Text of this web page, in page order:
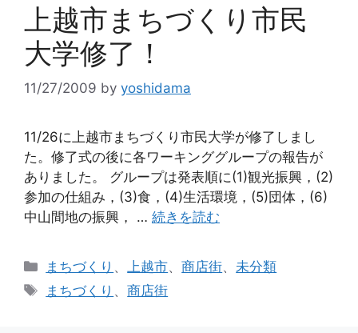
上越市まちづくり市民
大学修了！
11/27/2009 by yoshidama
11/26に上越市まちづくり市民大学が修了しまし
た。修了式の後に各ワーキンググループの報告が
ありました。 グループは発表順に(1)観光振興，(2)
参加の仕組み，(3)食，(4)生活環境，(5)団体，(6)
中山間地の振興， … 続きを読む
カ
テ
まちづくり 、上越市、商店街、未分類
タ
まちづくり 、商店街